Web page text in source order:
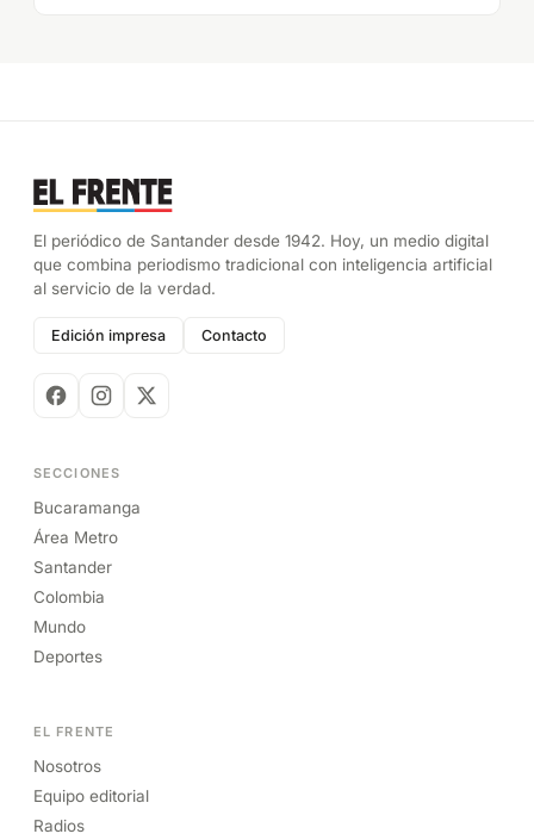
El periódico de Santander desde 1942. Hoy, un medio digital
que combina periodismo tradicional con inteligencia artificial
al servicio de la verdad.
Edición impresa Contacto
SECCIONES
Bucaramanga
Área Metro
Santander
Colombia
Mundo
Deportes
EL FRENTE
Nosotros
Equipo editorial
Radios